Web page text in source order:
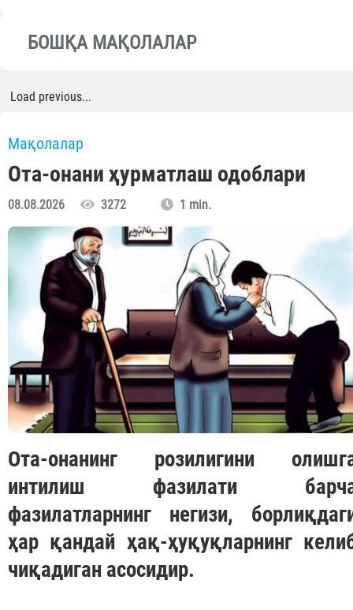
БОШҚА МАҚОЛАЛАР
Load previous...
Мақолалар
Ота-онани ҳурматлаш одоблари
08.08.2026 3272 1 min.
Ота-онанинг розилигини
интилиш фазилати
фазилатларнинг негизи,
ҳар қандай ҳақ-ҳуқуқларнинг
чиқадиган асосидир.